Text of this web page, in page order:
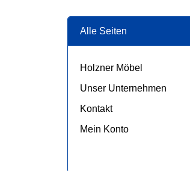
Alle Seiten
Holzner Möbel
Unser Unternehmen
Kontakt
Mein Konto